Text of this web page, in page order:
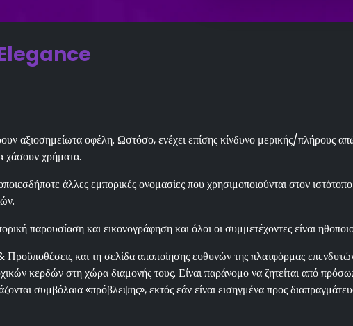
αξιοσημείωτα οφέλη. Ωστόσο, ενέχει επίσης κίνδυνο μερικής/πλήρους
χάσουν χρήματα.
άλλες εμπορικές ονομασίες που χρησιμοποιούνται στον
παρουσίαση και εικονογράφηση και όλοι οι συμμετέχοντες είναι
και τη σελίδα αποποίησης ευθυνών της πλατφόρμας
κερδών στη χώρα διαμονής τους. Είναι παράνομο να ζητείται από
συμβόλαια «πρόβλεψης», εκτός εάν είναι εισηγμένα προς